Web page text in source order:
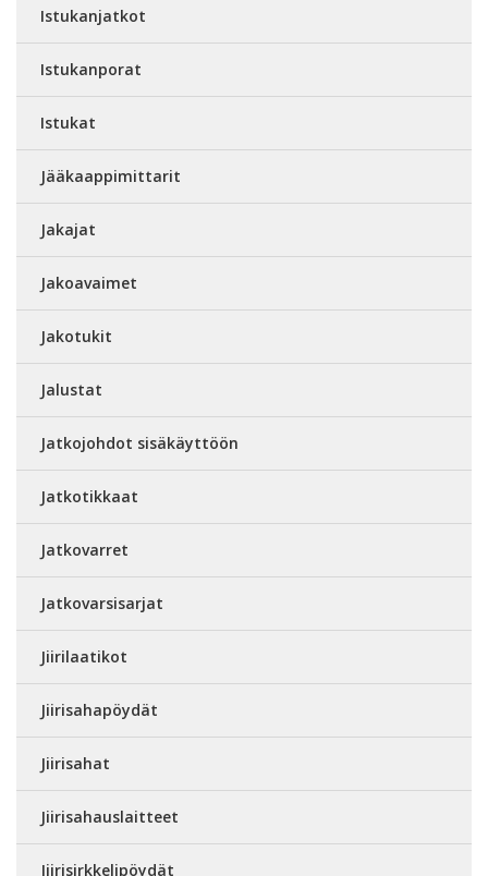
Istukanjatkot
Istukanporat
Istukat
Jääkaappimittarit
Jakajat
Jakoavaimet
Jakotukit
Jalustat
Jatkojohdot sisäkäyttöön
Jatkotikkaat
Jatkovarret
Jatkovarsisarjat
Jiirilaatikot
Jiirisahapöydät
Jiirisahat
Jiirisahauslaitteet
Jiirisirkkelipöydät